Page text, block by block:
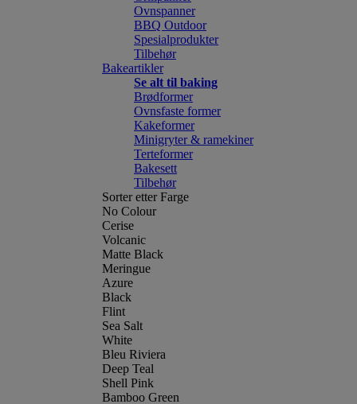
Ovnspanner
BBQ Outdoor
Spesialprodukter
Tilbehør
Bakeartikler
Se alt til baking
Brødformer
Ovnsfaste former
Kakeformer
Minigryter & ramekiner
Terteformer
Bakesett
Tilbehør
Sorter etter Farge
No Colour
Cerise
Volcanic
Matte Black
Meringue
Azure
Black
Flint
Sea Salt
White
Bleu Riviera
Deep Teal
Shell Pink
Bamboo Green